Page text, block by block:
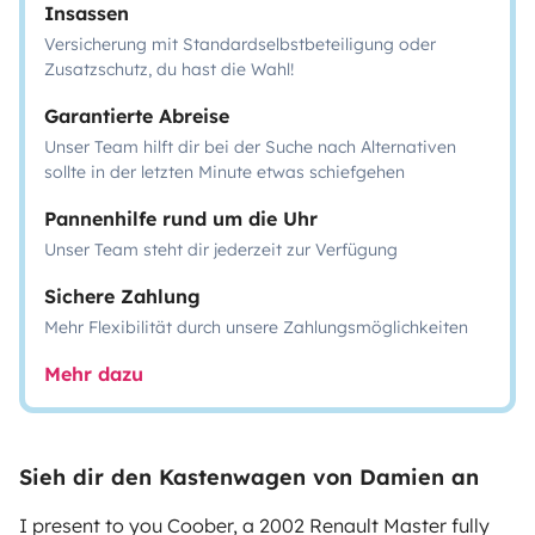
Insassen
Versicherung mit Standardselbstbeteiligung oder
Zusatzschutz, du hast die Wahl!
Garantierte Abreise
Unser Team hilft dir bei der Suche nach Alternativen
sollte in der letzten Minute etwas schiefgehen
Pannenhilfe rund um die Uhr
Unser Team steht dir jederzeit zur Verfügung
Sichere Zahlung
Mehr Flexibilität durch unsere Zahlungsmöglichkeiten
Mehr dazu
Sieh dir den Kastenwagen von Damien an
I present to you Coober, a 2002 Renault Master fully